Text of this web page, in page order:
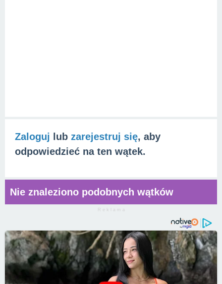
Zaloguj lub zarejestruj się, aby
odpowiedzieć na ten wątek.
Nie znaleziono podobnych wątków
R e k l a m a